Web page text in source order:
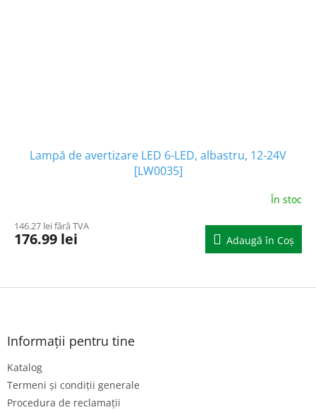
Lampă de avertizare LED 6-LED, albastru, 12-24V
[LW0035]
În stoc
146.27 lei fără TVA
176.99 lei Adaugă în Coş
S
Informații pentru tine
Katalog
Termeni și condiții generale
Procedura de reclamații